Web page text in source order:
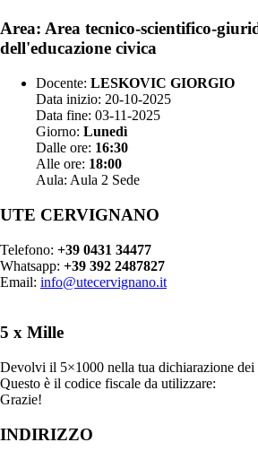
Area: Area tecnico-scientifico-
dell'educazione civica
Docente: LESKOVIC GIORGIO
Data inizio: 20-10-2025
Data fine: 03-11-2025
Giorno: Lunedì
Dalle ore: 16:30
Alle ore: 18:00
Aula: Aula 2 Sede
UTE CERVIGNANO
Telefono: +39 0431 34477
Whatsapp: +39 392 2487827
Email: info@utecervignano.it
5 x Mille
Devolvi il 5×1000 nella tua dichiarazione dei
Questo è il codice fiscale da utilizzare:
Grazie!
INDIRIZZO